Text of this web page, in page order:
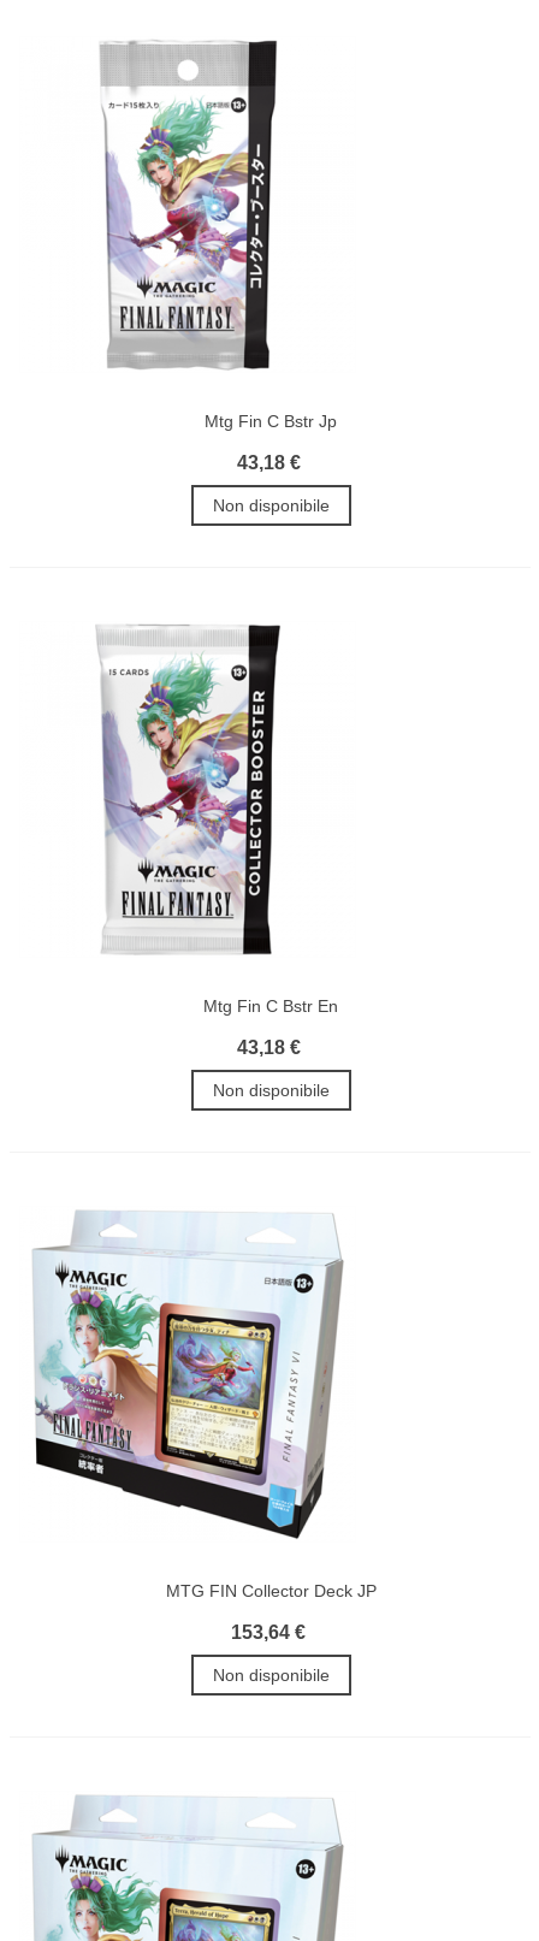
Mtg Fin C Bstr Jp
43,18 €
Non disponibile
Mtg Fin C Bstr En
43,18 €
Non disponibile
MTG FIN Collector Deck JP
153,64 €
Non disponibile